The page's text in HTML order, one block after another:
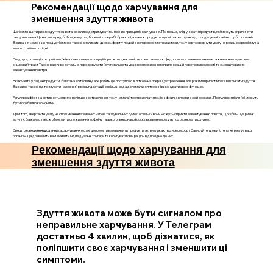
Рекомендації щодо харчування для
зменшення здуття живота
Щоб зменшити ризик здуття живота, важливо дотримуватись певних принципів харчування. По-перше, слід уникати продуктів, які можуть спричиняти
газоутворення. Це насамперед бобові, капуста, броколі, кольрабі, брокколі, а також продукти, що містять штучні підсолоджувачі, такі як сорбіт та маніт.
Вживання молочних продуктів може також викликати дискомфорт у людей з непереносимістю лактози, тому варто звернути увагу на реакцію організму на
молоко та його похідні.
По-друге, розподіліть прийоми їжі на кілька менших порцій протягом дня, замість трьох великих. Це допоможе зменшити навантаження на шлунково-
кишковий тракт. Також важливо ретельно пережовувати їжу: повільне та уважне споживання сприяє кращій перетравлюваності та зменшує ризик
заковтування повітря.
Включайте у раціон продукти, багаті на клітковину, але робіть це поступово. Клітковина покращує травлення, але різкий її приріст може викликати здуття.
Важливо також підтримувати належний рівень гідратації, оскільки вода допомагає клітковині виконувати свою функцію.
Регулярна фізична активність сприяє поліпшенню травлення, тому намагайтеся включати помірні фізичні вправи в свій розклад. Прогулянки після їжі можуть
бути особливо корисними.
Крім того, звертайте увагу на споживання газованих напоїв та жувальних гумок, оскільки вони можуть сприяти заковтуванню повітря, що збільшує ризик
здуття. Важливо також обмежити споживання кофеїну та алкогольних напоїв, оскільки вони можуть подразнювати шлунок.
Зрештою, ведення щоденника харчування може допомогти вам виявити продукти, які викликають дискомфорт. Записуйте, що ви їсте та як реагує ваш
організм. Це дозволить вам виявити індивідуальні тригери та коригувати свій раціон відповідно до них.
Рекомендації щодо харчування для
зменшення здуття живота
Здуття живота може бути сигналом про
неправильне харчування. У Телеграм
достатньо 4 хвилин, щоб дізнатися, як
поліпшити своє харчування і зменшити ці
симптоми.